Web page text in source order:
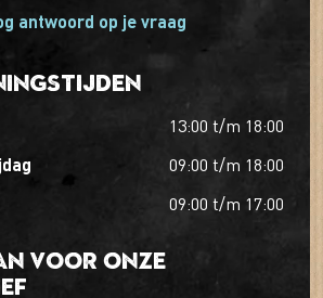
antwoord op je vraag
13:00 t/m 18:00
09:00 t/m 18:00
09:00 t/m 17:00
voor onze